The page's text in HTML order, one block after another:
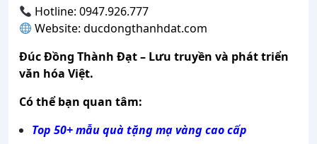
Hotline: 0947.926.777
Website: ducdongthanhdat.com
Đúc Đồng Thành Đạt – Lưu truyền và phát triển
văn hóa Việt.
Có thể bạn quan tâm:
Top 50+ mẫu quà tặng mạ vàng cao cấp